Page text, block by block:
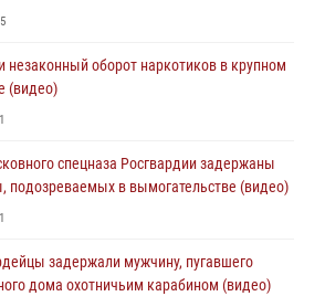
по Московской области
общественной организации ветеранов
5
нетрезвую автоледи в Подмосковье
1
5
незаконный оборот наркотиков в крупном
(видео)
1
спецназа Росгвардии задержаны
подозреваемых в вымогательстве (видео)
1
задержали мужчину, пугавшего
дома охотничьим карабином (видео)